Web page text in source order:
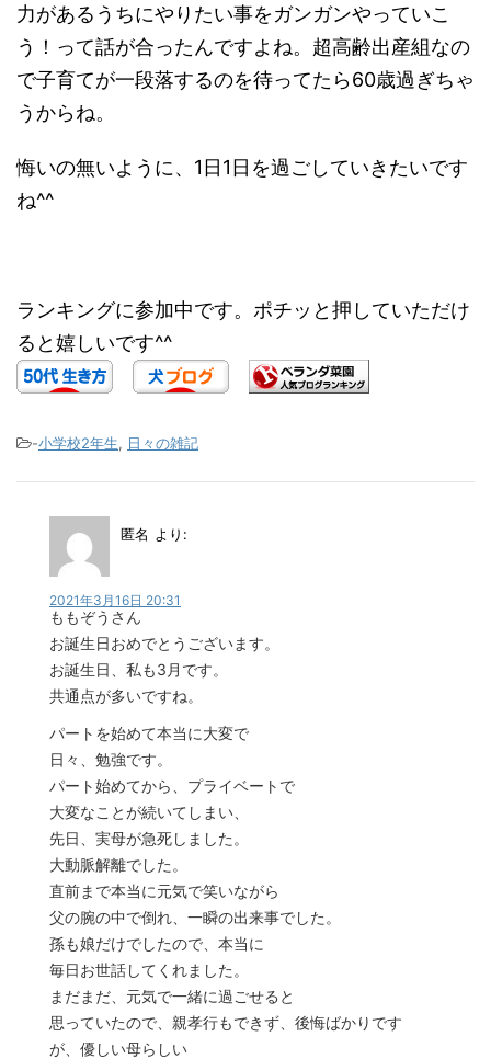
力があるうちにやりたい事をガンガンやっていこ
う！って話が合ったんですよね。超高齢出産組なの
で子育てが一段落するのを待ってたら60歳過ぎちゃ
うからね。
悔いの無いように、1日1日を過ごしていきたいです
ね^^
ランキングに参加中です。ポチッと押していただけ
ると嬉しいです^^
-小学校2年生, 日々の雑記
匿名 より:
2021年3月16日 20:31
ももぞうさん
お誕生日おめでとうございます。
お誕生日、私も3月です。
共通点が多いですね。
パートを始めて本当に大変で
日々、勉強です。
パート始めてから、プライベートで
大変なことが続いてしまい、
先日、実母が急死しました。
大動脈解離でした。
直前まで本当に元気で笑いながら
父の腕の中で倒れ、一瞬の出来事でした。
孫も娘だけでしたので、本当に
毎日お世話してくれました。
まだまだ、元気で一緒に過ごせると
思っていたので、親孝行もできず、後悔ばかりです
が、優しい母らしい